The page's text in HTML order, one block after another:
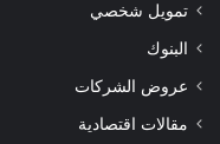
تمويل شخصي
البنوك
عروض الشركات
مقالات اقتصادية